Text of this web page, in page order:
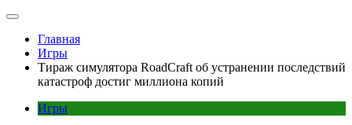
Главная
Игры
Тираж симулятора RoadCraft об устранении последствий
катастроф достиг миллиона копий
Игры